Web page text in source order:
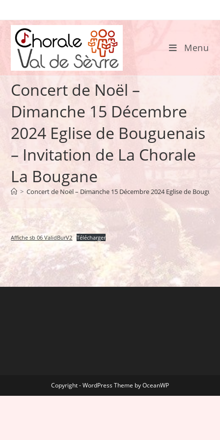
to
content
Menu
Concert de Noël –
Dimanche 15 Décembre
2024 Eglise de Bouguenais
– Invitation de La Chorale
La Bougane
> Concert de Noël – Dimanche 15 Décembre 2024 Eglise de
Affiche sb 06 ValidBurV2 Télécharger
Copyright - WordPress Theme by OceanWP